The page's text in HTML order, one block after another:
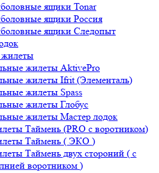
ящики Tonar
ящики Россия
ящики Следопыт
жилеты
жилеты AktivePro
жилеты Ifrit (Элементаль)
жилеты Spass
жилеты Глобус
жилеты Мастер лодок
Таймень (PRO c воротником)
Таймень ( ЭКО )
Таймень двух стороний ( с
воротником )